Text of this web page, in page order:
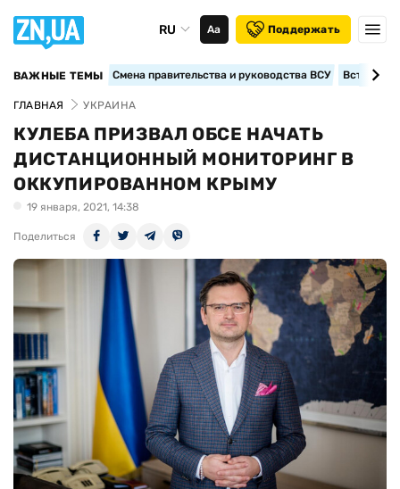
RU Аа Поддержать
ВАЖНЫЕ ТЕМЫ Смена правительства и руководства ВСУ
ГЛАВНАЯ УКРАИНА
КУЛЕБА ПРИЗВАЛ ОБСЕ НАЧАТЬ
ДИСТАНЦИОННЫЙ МОНИТОРИНГ В
ОККУПИРОВАННОМ КРЫМУ
19 января, 2021, 14:38
Поделиться